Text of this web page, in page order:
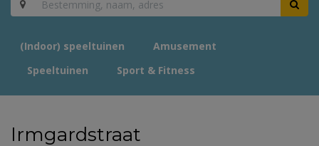
(Indoor) speeltuinen
Amusement
Speeltuinen
Sport & Fitness
Irmgardstraat